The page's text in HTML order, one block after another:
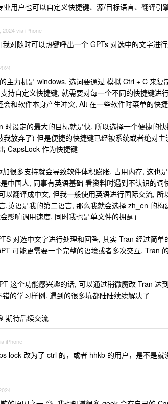
业用户也可以自定义快捷键、源/目标语言、翻译引
2024 via iPhone
我对随时可以热键呼出一个 GPTs 对选中的文字进
主力机是 windows, 选词要通过 模拟 Ctrl + C 来
持自定义快捷键, 就需要对每一个不同的快捷键进
和软件本身产生冲突, Alt 在一些软件时菜单的快
时设定的最大的目标就是快, 所以选择一个便捷的
我放弃了) 但是便捷的快捷键已经被系统或者绝对
CapsLock 作为快捷键
很多支持就会导致软件体积膨胀, 占用内存, 这也
中国人, 同事有英语基础 看资料时遇到不认识的
以翻译成中文, 但我一般使用英语进行国际交流,
,英语是我的第二语言, 那么我就会选择 zh_en 的构
影响调用速度, 同时我也是单文件的拥趸」
对选中文字进行处理和回答, 其实 Tran 经过简
可能更需要一个完整的语境或者多次交互, Tran
这个功能感兴趣的话, 可以通过稍微魔改 Tran 达
的学习样例. 遇到的很多坑都陆陆续续解决了
期待后续交流
iPhone
lock 改为了 ctrl 的，或者 hhkb 的用户，是不是